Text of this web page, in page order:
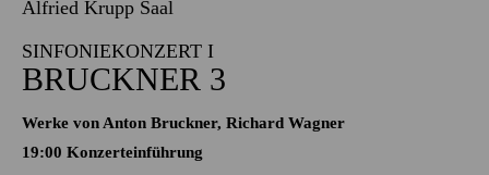
Alfried Krupp Saal
SINFONIEKONZERT I
BRUCKNER 3
Werke von Anton Bruckner, Richard Wagner
19:00 Konzerteinführung